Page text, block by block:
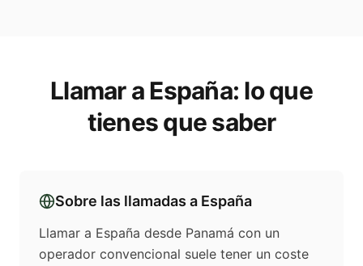
Llamar aEspaña: lo que
tienes que saber
Sobre las llamadas a España
Llamar a España desde Panamá con un
operador convencional suele tener un coste